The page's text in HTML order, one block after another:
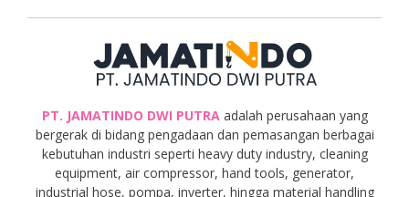
PT. JAMATINDO DWI PUTRAadalah perusahaan yang
bergerak di bidang pengadaan dan pemasangan berbagai
kebutuhan industri seperti heavy duty industry, cleaning
equipment, air compressor, hand tools, generator,
industrial hose, pompa, inverter, hingga material handling